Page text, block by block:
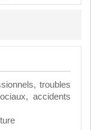
troubles
accidents